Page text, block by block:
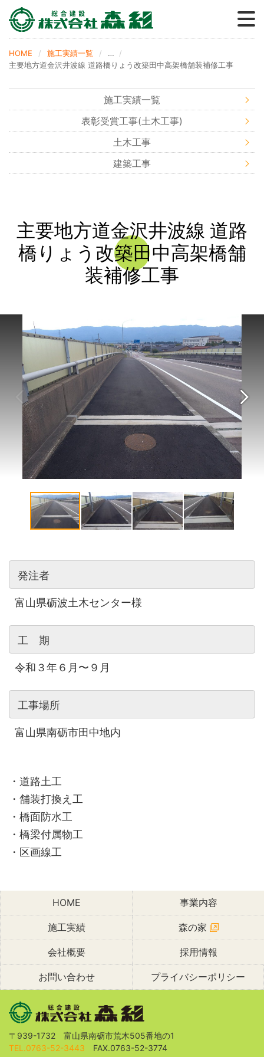
事業内容
施工実績
森の家
会社概要
採用情報
森グループ ブログ
HOME 施工実績一覧
…
主要地方道金沢井波線 道路橋りょう改築田中高架橋舗装補修工事
施工実績一覧
表彰受賞工事(土木工事)
土木工事
建築工事
主要地方道金沢井波線 道路
橋りょう改築田中高架橋舗
装補修工事
発注者
富山県砺波土木センター様
工 期
令和３年６月〜９月
工事場所
富山県南砺市田中地内
・道路土工
・舗装打換え工
・橋面防水工
・橋梁付属物工
・区画線工
HOME 事業内容
施工実績 森の家
会社概要 採用情報
お問い合わせ プライバシーポリシー
〒939-1732 富山県南砺市荒木505番地の1
TEL.0763-52-3443 FAX.0763-52-3774